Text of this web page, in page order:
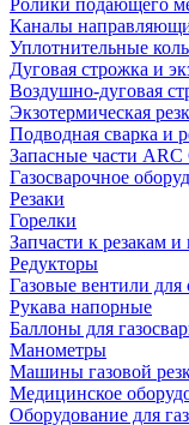
Ролики подающего
Каналы
Уплотнительные
Дуговая строжка и
Воздушно-дуговая
Экзотермическая
Подводная сварка и
Запасные части
Газосварочное
Резаки
Горелки
Запчасти к резакам и
Редукторы
Газовые вентили для
Рукава напорные
Баллоны для
Манометры
Машины газовой
Медицинское
Оборудование для